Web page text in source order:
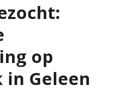
op
in Geleen